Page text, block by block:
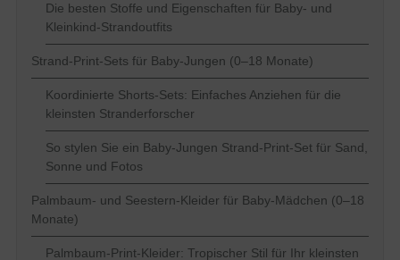
Die besten Stoffe und Eigenschaften für Baby- und
Kleinkind-Strandoutfits
Strand-Print-Sets für Baby-Jungen (0–18 Monate)
Koordinierte Shorts-Sets: Einfaches Anziehen für die
kleinsten Stranderforscher
So stylen Sie ein Baby-Jungen Strand-Print-Set für Sand,
Sonne und Fotos
Palmbaum- und Seestern-Kleider für Baby-Mädchen (0–18
Monate)
Palmbaum-Print-Kleider: Tropischer Stil für Ihr kleinsten